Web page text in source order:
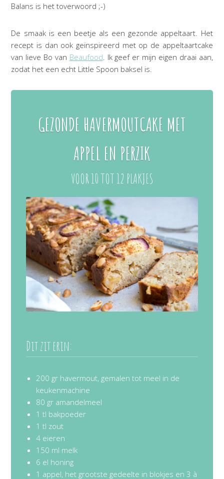
Balans is het toverwoord ;-)
De smaak is een beetje als een gezonde appeltaart. Het
recept is dan ook geïnspireerd met op de appeltaartcake
van lieve Bo van Beaufood . Ik geef er mijn eigen draai aan,
zodat het een echt Little Spoon baksel is.
GEZONDE HAVERMOUTCAKE MET
APPEL EN PERZIK
VOOR 10 TOT 12 PLAKJES
Dit zit erin:
200 gr havermout, gemalen tot meel in de
keukenmachine
80 gr amandelmeel
1 tl bakpoeder
1 tl zout
4 eieren
150 ml melk
6 el honing
1 appel, het grootste gedeelte in blokjes en 3 à